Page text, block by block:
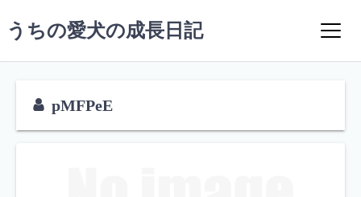
ン
ン
うちの愛犬の成長日記
pMFPeE